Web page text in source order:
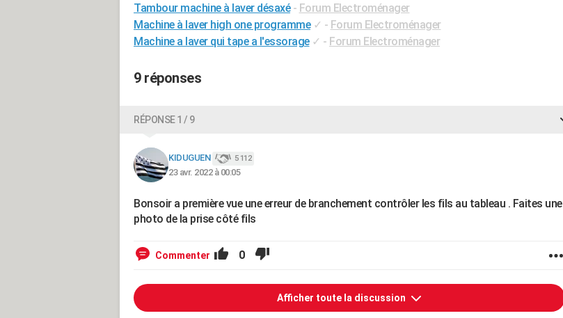
Tambour machine à laver désaxé - Forum Electroménager
Machine à laver high one programme ✓ - Forum Electroménager
Machine a laver qui tape a l'essorage ✓ - Forum Electroménager
9 réponses
RÉPONSE 1 / 9
KIDUGUEN 5 112
23 avr. 2022 à 00:05
Bonsoir a première vue une erreur de branchement contrôler les fils au tableau . Faites une
photo de la prise côté fils
Commenter 0
Afficher toute la discussion